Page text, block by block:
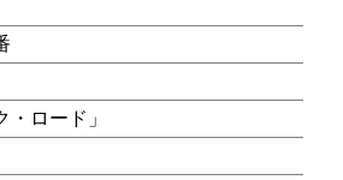
・ロード」